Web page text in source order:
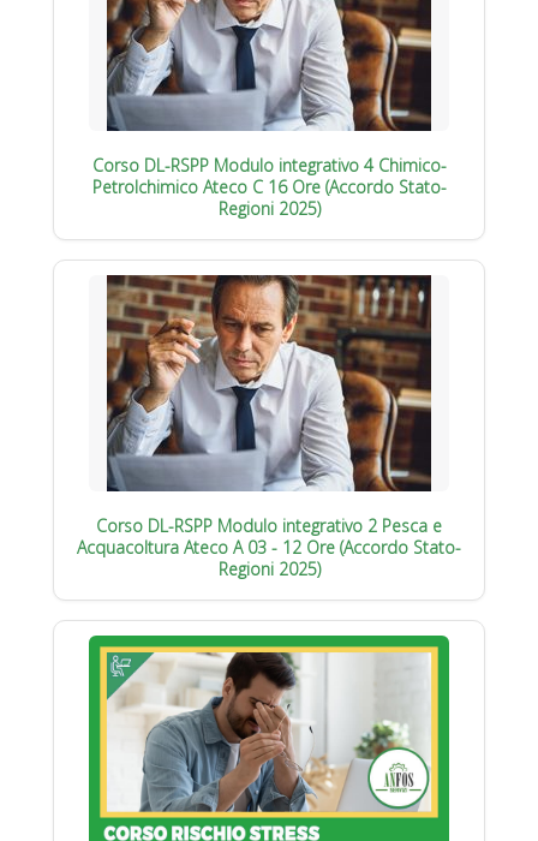
Corso DL-RSPP Modulo integrativo 4 Chimico-
Petrolchimico Ateco C 16 Ore (Accordo Stato-
Regioni 2025)
Corso DL-RSPP Modulo integrativo 2 Pesca e
Acquacoltura Ateco A 03 - 12 Ore (Accordo Stato-
Regioni 2025)